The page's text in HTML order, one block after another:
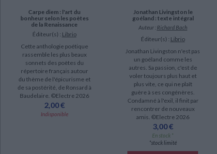
Carpe diem : l'art du
bonheur selon les poètes
de la Renaissance
Éditeur(s) : Librio
Cette anthologie poétique
rassemble les plus beaux
sonnets des poètes du
répertoire français autour
du thème de l'épicurisme et
de sa postérité, de Ronsard à
Baudelaire. ©Electre 2026
2,00 €
Indisponible
Jonathan Livingston le
goéland : texte intégral
Auteur : Richard Bach
Éditeur(s) : Librio
Jonathan Livingston n'est pas
un goéland comme les
autres. Sa passion, c'est de
voler toujours plus haut et
plus vite, ce qui ne plaît
guère à ses congénères.
Condamné à l'exil, il finit par
rencontrer de nouveaux
amis. ©Electre 2026
3,00 €
En stock *
*stock limité